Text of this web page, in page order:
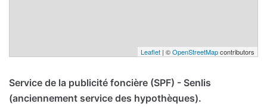
Leaflet | ©OpenStreetMapcontributors
Service de la publicité foncière (SPF) - Senlis
(anciennement service des hypothèques).